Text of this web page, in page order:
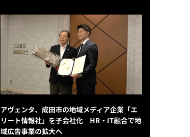
アヴェンタ、成田市の地域メディア企業「エ
リート情報社」を子会社化 HR・IT融合で地
域広告事業の拡大へ